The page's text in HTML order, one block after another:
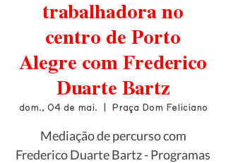
trabalhadora no
centro de Porto
Alegre com Frederico
Duarte Bartz
dom., 04 de mai. Praça Dom Feliciano
Mediação de percurso com
Frederico Duarte Bartz - Programas